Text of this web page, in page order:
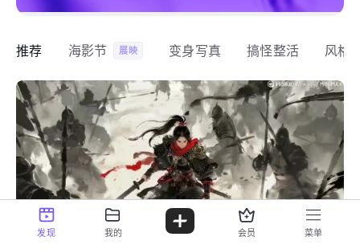
推荐 海影节 展映 变身写真 搞怪整活 风格
发现 我的 会员 菜单